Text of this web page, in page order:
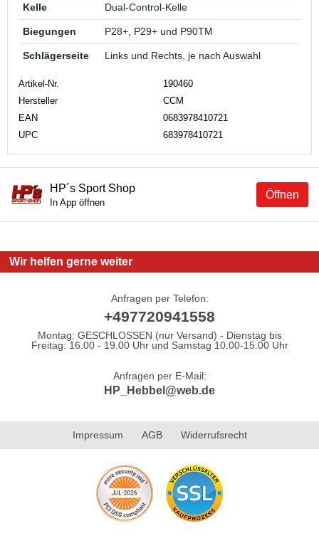
Kelle Dual-Control-Kelle
Biegungen P28+, P29+ und P90TM
Schlägerseite Links und Rechts, je nach Auswahl
Artikel-Nr.
190460
Hersteller
CCM
EAN
0683978410721
UPC
683978410721
Öffnen
HP´s Sport Shop
In App öffnen
Wir helfen gerne weiter
Anfragen per Telefon:
+497720941558
Montag: GESCHLOSSEN (nur Versand) - Dienstag bis
Freitag: 16.00 - 19.00 Uhr und Samstag 10.00-15.00 Uhr
Anfragen per E-Mail:
HP_Hebbel@web.de
Impressum AGB Widerrufsrecht